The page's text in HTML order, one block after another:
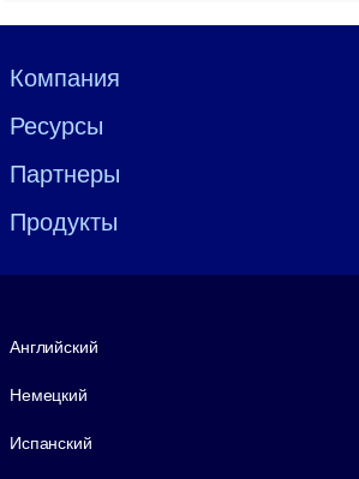
Visually hidden Text
Компания
Ресурсы
Партнеры
Продукты
Английский
Немецкий
Испанский